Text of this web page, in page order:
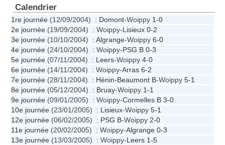
Calendrier
1re journée (12/09/2004) : Domont-Woippy 1-0
2e journée (19/09/2004) : Woippy-Lisieux 0-2
3e journée (10/10/2004) : Algrange-Woippy 6-0
4e journée (24/10/2004) : Woippy-PSG B 0-3
5e journée (07/11/2004) : Leers-Woippy 4-0
6e journée (14/11/2004) : Woippy-Arras 6-2
7e journée (28/11/2004) : Hénin-Beaumont B-Woippy 5-1
8e journée (05/12/2004) : Bruay-Woippy 1-1
9e journée (09/01/2005) : Woippy-Cormelles B 3-0
10e journée (23/01/2005) : Lisieux-Woippy 5-1
12e journée (06/02/2005) : PSG B-Woippy 2-0
11e journée (20/02/2005) : Woippy-Algrange 0-3
13e journée (13/03/2005) : Woippy-Leers 1-5